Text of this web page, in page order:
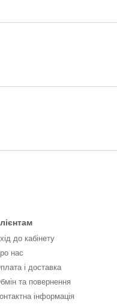
до кабінету
нас
і доставка
та повернення
інформація